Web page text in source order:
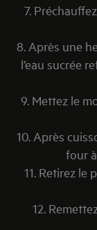
7.
8. Après une
l’eau sucrée
9. Mettez le
10. Après
four
11. Retirez le
12.